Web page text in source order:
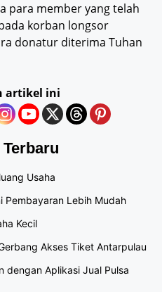
para member yang telah
korban longsor
donatur diterima Tuhan
artikel ini
Usaha
Pembayaran Lebih Mudah
Kecil
Akses Tiket Antarpulau
dengan Aplikasi Jual Pulsa